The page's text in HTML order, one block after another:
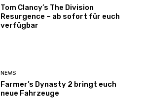
Tom Clancy’s The Division
Resurgence – ab sofort für euch
verfügbar
NEWS
Farmer’s Dynasty 2 bringt euch
neue Fahrzeuge